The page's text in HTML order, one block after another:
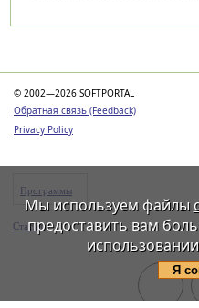
© 2002—2026 SOFTPORTAL
Обратная связь (Feedback)
Privacy Policy
Программы
Статьи
Мы используем файлы
предоставить вам